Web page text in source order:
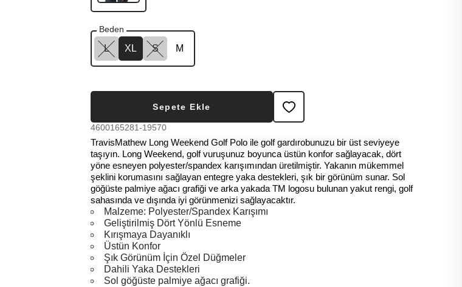
Beden
L XL S M
Sepete Ekle
4600165281-19570
TravisMathew Long Weekend Golf Polo ile golf gardırobunuzu bir üst seviyeye
taşıyın. Long Weekend, golf vuruşunuz boyunca üstün konfor sağlayacak, dört
yöne esneyen polyester/spandex karışımından üretilmiştir. Yakanın mükemmel
şeklini korumasını sağlayan entegre yaka destekleri, şık bir görünüm sunar. Sol
göğüste palmiye ağacı grafiği ve arka yakada TM logosu bulunan yakut rengi, golf
sahasında ve dışında iyi görünmenizi sağlayacaktır.
Malzeme: Polyester/Spandex Karışımı
Geliştirilmiş Dört Yönlü Esneme
Kırışmaya Dayanıklı
Üstün Konfor
Şık Görünüm İçin Özel Düğmeler
Dahili Yaka Destekleri
Sol göğüste palmiye ağacı grafiği.